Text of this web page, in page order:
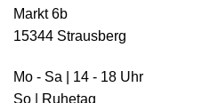
Markt 6b
15344 Strausberg
Mo - Sa | 14 - 18 Uhr
So | Ruhetag